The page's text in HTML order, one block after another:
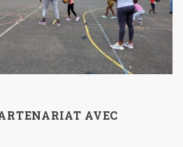
AVEC